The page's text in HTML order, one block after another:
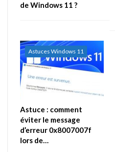
de Windows 11 ?
Astuces Windows 11
Astuce : comment
éviter le message
d’erreur 0x8007007f
lors de…